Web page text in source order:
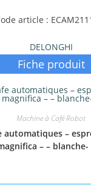
article :
DELONGHI
Fiche produit
Machine à Café Robot
automatiques –
– – blanche-